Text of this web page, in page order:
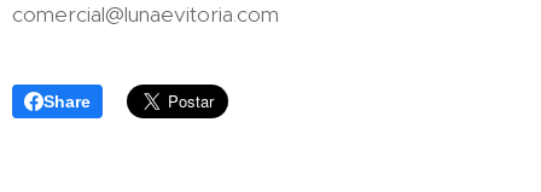
comercial@lunaevitoria.com
Share